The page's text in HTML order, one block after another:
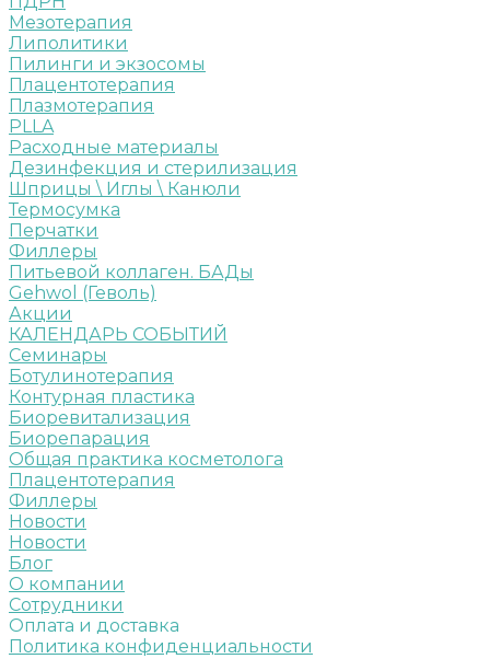
Мезотерапия
Липолитики
Пилинги и экзосомы
Плацентотерапия
Плазмотерапия
PLLA
Расходные материалы
Дезинфекция и стерилизация
Шприцы \ Иглы \ Канюли
Термосумка
Перчатки
Филлеры
Питьевой коллаген. БАДы
Gehwol (Геволь)
Акции
КАЛЕНДАРЬ СОБЫТИЙ
Семинары
Ботулинотерапия
Контурная пластика
Биоревитализация
Биорепарация
Общая практика косметолога
Плацентотерапия
Филлеры
Новости
Новости
Блог
О компании
Сотрудники
Оплата и доставка
Политика конфиденциальности